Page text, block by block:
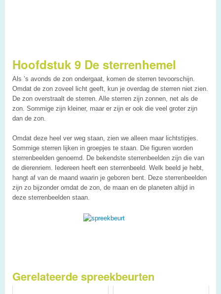
Hoofdstuk 9 De sterrenhemel
Als ’s avonds de zon ondergaat, komen de sterren tevoorschijn.
Omdat de zon zoveel licht geeft, kun je overdag de sterren niet zien.
De zon overstraalt de sterren. Alle sterren zijn zonnen, net als de
zon. Sommige zijn kleiner, maar er zijn er ook die veel groter zijn
dan de zon.
Omdat deze heel ver weg staan, zien we alleen maar lichtstipjes.
Sommige sterren lijken in groepjes te staan. Die figuren worden
sterrenbeelden genoemd. De bekendste sterrenbeelden zijn die van
de dierenriem. Iedereen heeft een sterrenbeeld. Welk beeld je hebt,
hangt af van de maand waarin je geboren bent. Deze sterrenbeelden
zijn zo bijzonder omdat de zon, de maan en de planeten altijd in
deze sterrenbeelden staan.
Gerelateerde spreekbeurten